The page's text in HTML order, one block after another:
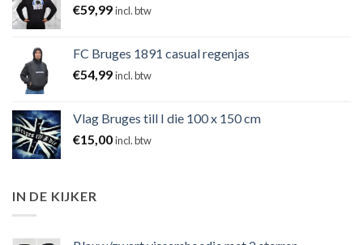
€59,99incl. btw
FC Bruges 1891 casual regenjas
€54,99incl. btw
Vlag Bruges till I die 100 x 150 cm
€15,00incl. btw
IN DE KIJKER